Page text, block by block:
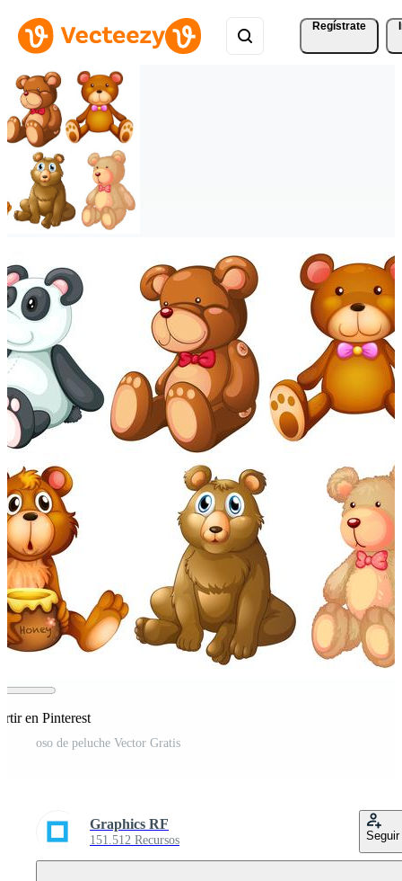
Regístrate
en Pinterest
oso de peluche Vector Gratis
Graphics RF
151.512 Recursos Seguir